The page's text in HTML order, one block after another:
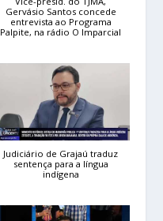
Gervásio Santos concede
entrevista ao Programa
Palpite, na rádio O Imparcial
Judiciário de Grajaú traduz
sentença para a língua
indígena